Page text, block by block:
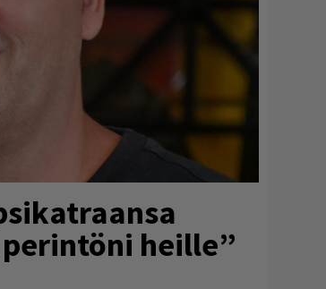
heille”